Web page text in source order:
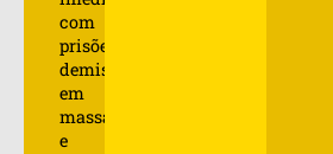
com
prisões,
demissões
em
massa
e